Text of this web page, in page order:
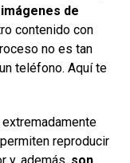
de
contenido con
no es tan
teléfono. Aquí te
reproducir
y, además, son